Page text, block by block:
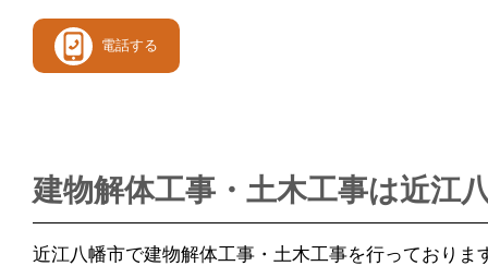
電話する
建物解体工事・土木工事は近江
近江八幡市で建物解体工事・土木工事を行っておりま